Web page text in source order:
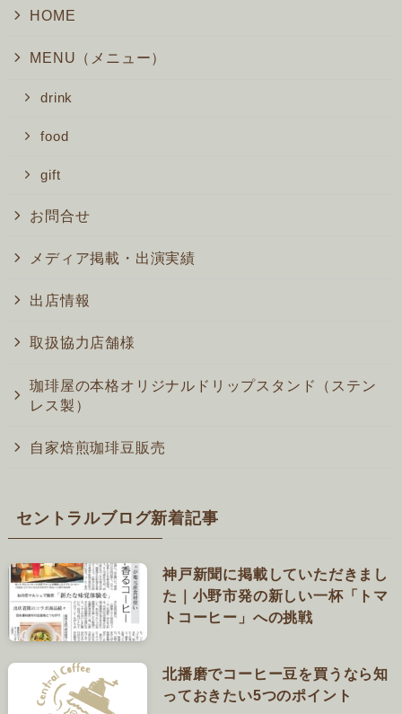
HOME
MENU（メニュー）
drink
food
gift
お問合せ
メディア掲載・出演実績
出店情報
取扱協力店舗様
珈琲屋の本格オリジナルドリップスタンド（ステン
レス製）
自家焙煎珈琲豆販売
セントラルブログ新着記事
神戸新聞に掲載していただきまし
た｜小野市発の新しい一杯「トマ
トコーヒー」への挑戦
北播磨でコーヒー豆を買うなら知
っておきたい5つのポイント